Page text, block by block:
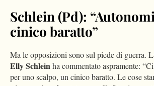
Schlein (Pd):
cinico baratto”
Ma le opposizioni sono sul piede di guerra.
Elly Schleinha commentato aspramente:
per uno scalpo, un cinico baratto. Le cose